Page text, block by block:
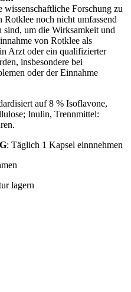
wissenschaftliche Forschung zu
noch nicht umfassend
um die Wirksamkeit und
von Rotklee als
Arzt oder ein qualifizierter
insbesondere bei
oder der Einnahme
auf 8 % Isoflavone,
Inulin, Trennmittel:
: Täglich 1 Kapsel einnnehmen
lagern